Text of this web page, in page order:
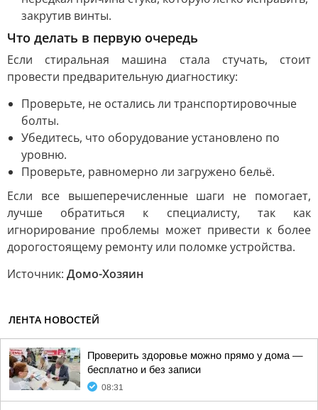
закрутив винты.
Что делать в первую очередь
Если стиральная машина стала стучать, стоит
провести предварительную диагностику:
Проверьте, не остались ли транспортировочные
болты.
Убедитесь, что оборудование установлено по
уровню.
Проверьте, равномерно ли загружено бельё.
Если все вышеперечисленные шаги не помогает,
лучше обратиться к специалисту, так как
игнорирование проблемы может привести к более
дорогостоящему ремонту или поломке устройства.
Источник: Домо-Хозяин
ЛЕНТА НОВОСТЕЙ
Проверить здоровье можно прямо у дома —
бесплатно и без записи
08:31